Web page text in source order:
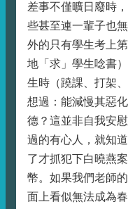
差事不僅曠日廢時
些甚至連一輩子也
外的只有學生考上
地「求」學生唸書
生時（蹺課、打架
想過：能減慢其惡
德？這並非自我安
過的有心人，就知
了才抓犯下白曉燕
幣。如果我們老師
面上看似無法成為